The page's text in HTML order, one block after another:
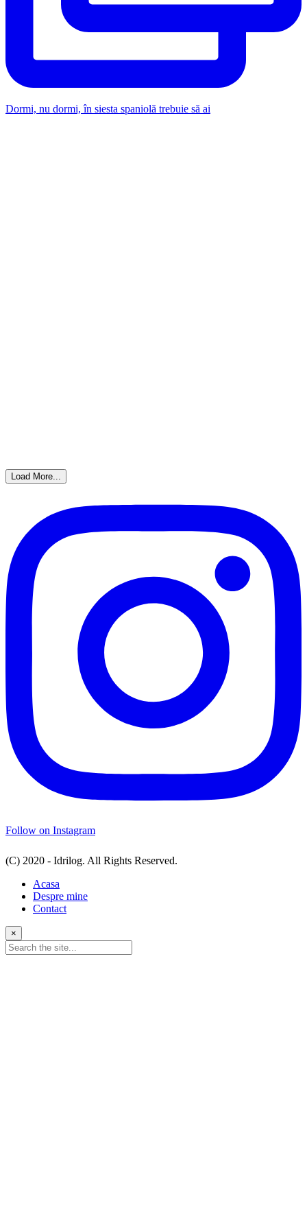
Dormi, nu dormi, în siesta spaniolă trebuie să ai
Load More...
Follow on Instagram
(C) 2020 - Idrilog. All Rights Reserved.
Acasa
Despre mine
Contact
×